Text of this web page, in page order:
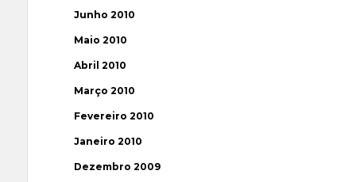
Junho 2010
Maio 2010
Abril 2010
Março 2010
Fevereiro 2010
Janeiro 2010
Dezembro 2009